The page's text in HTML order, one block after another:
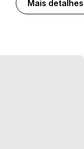
Mais detalhes